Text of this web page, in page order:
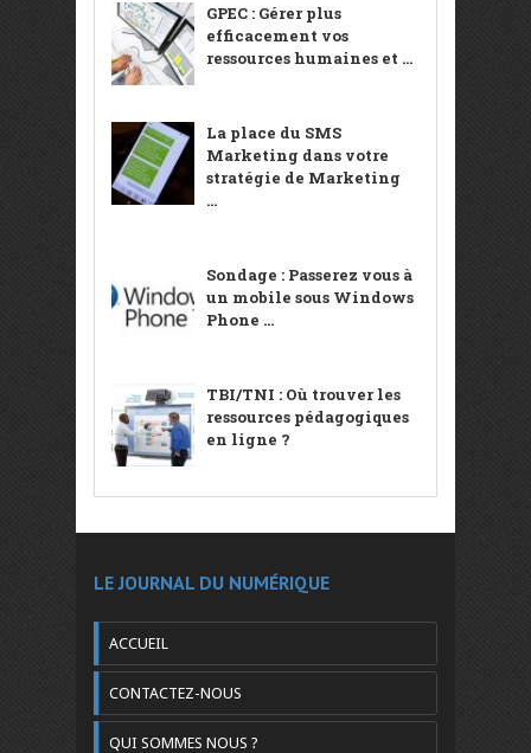
GPEC : Gérer plus
efficacement vos
ressources humaines et ...
La place du SMS
Marketing dans votre
stratégie de Marketing
...
Sondage : Passerez vous à
un mobile sous Windows
Phone ...
TBI/TNI : Où trouver les
ressources pédagogiques
en ligne ?
LE JOURNAL DU NUMÉRIQUE
ACCUEIL
CONTACTEZ-NOUS
QUI SOMMES NOUS ?